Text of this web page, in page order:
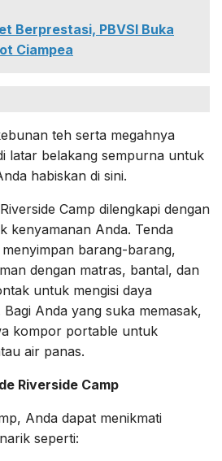
Berprestasi, PBVSI Buka
Ciampea
teh serta megahnya
latar belakang sempurna untuk
habiskan di sini.
Camp dilengkapi dengan
kenyamanan Anda. Tenda
barang-barang,
dengan matras, bantal, dan
untuk mengisi daya
Anda yang suka memasak,
kompor portable untuk
air panas.
Riverside Camp
Anda dapat menikmati
seperti: